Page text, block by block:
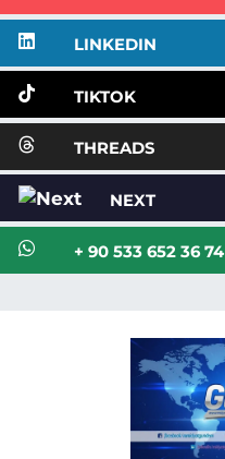
LINKEDIN
TIKTOK
THREADS
NEXT
+ 90 533 652 36 74